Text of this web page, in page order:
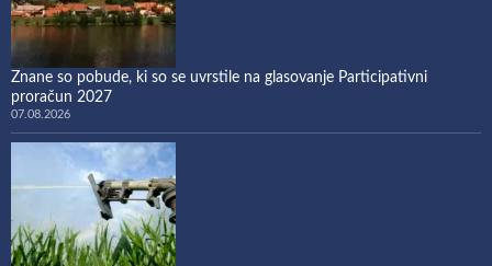
Znane so pobude, ki so se uvrstile na glasovanje Participativni
proračun 2027
07.08.2026